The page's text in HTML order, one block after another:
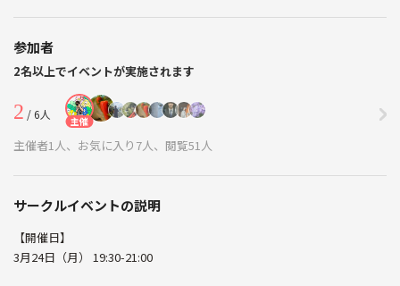
参加者
2名以上でイベントが実施されます
2 / 6人 主催
主催者1人、お気に入り7人、閲覧51人
サークルイベントの説明
【開催日】
3月24日（月） 19:30-21:00